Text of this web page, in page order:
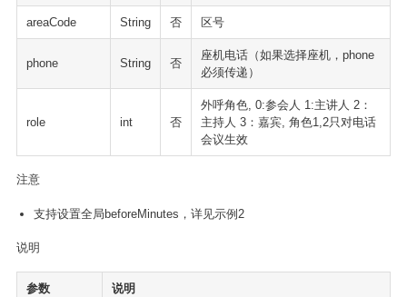
areaCode String 否 区号
phone String 否
座机电话（如果选择座机，phone
必须传递）
role int 否
外呼角色, 0:参会人 1:主讲人 2：
主持人 3：嘉宾, 角色1,2只对电话
会议生效
注意
支持设置全局beforeMinutes，详见示例2
说明
参数 说明